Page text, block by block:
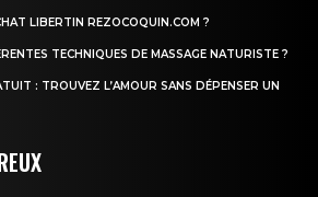
LIBERTIN REZOCOQUIN.COM ?
TECHNIQUES DE MASSAGE NATURISTE ?
: TROUVEZ L’AMOUR SANS DÉPENSER UN